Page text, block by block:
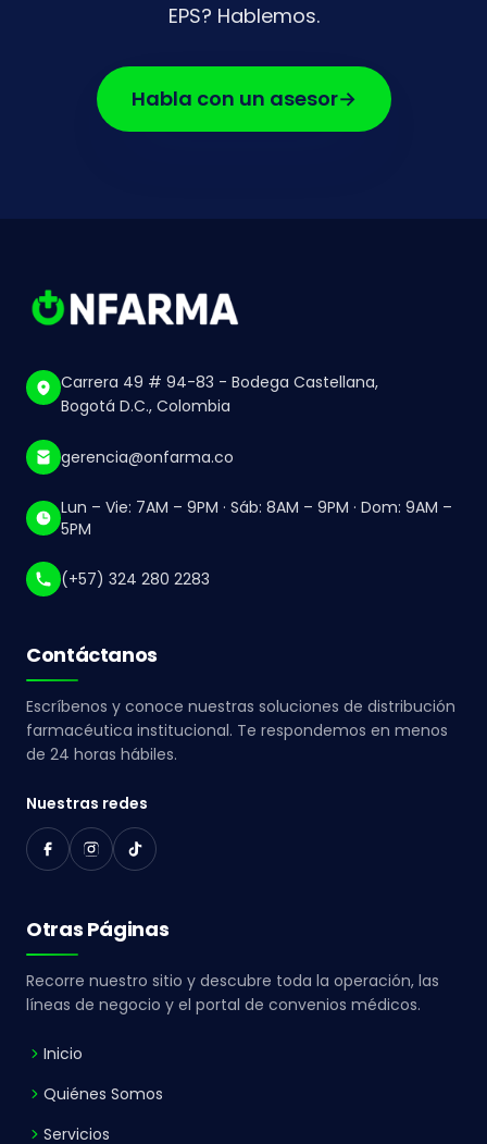
EPS? Hablemos.
Habla con un asesor→
Carrera 49 # 94-83 - Bodega Castellana,
Bogotá D.C., Colombia
gerencia@onfarma.co
Lun – Vie: 7AM – 9PM · Sáb: 8AM – 9PM · Dom: 9AM –
5PM
(+57) 324 280 2283
Contáctanos
Escríbenos y conoce nuestras soluciones de distribución
farmacéutica institucional. Te respondemos en menos
de 24 horas hábiles.
Nuestras redes
Otras Páginas
Recorre nuestro sitio y descubre toda la operación, las
líneas de negocio y el portal de convenios médicos.
Inicio
Quiénes Somos
Servicios